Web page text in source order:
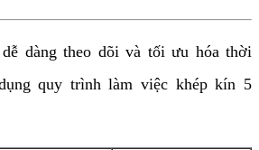
dàng theo dõi và tối ưu hóa thời
quy trình làm việc khép kín 5